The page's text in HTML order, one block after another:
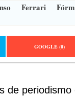
Ferrari
GOOGLE(0)
de periodismo